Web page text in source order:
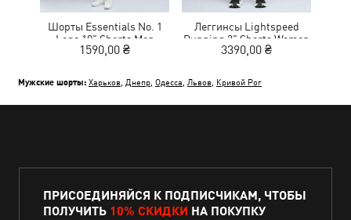
Шорты Essentials No. 1
Logo 10" Shorts Men
1590,00 ₴
Леггинсы Lightspeed
Running 3" Shorts Women
3390,00 ₴
Мужские шорты: Харьков Днепр Одесса Львов Кривой Рог
ПРИСОЕДИНЯЙСЯ К ПОДПИСЧИКАМ, ЧТОБЫ
ПОЛУЧИТЬ 10% СКИДКИ НА ПОКУПКУ